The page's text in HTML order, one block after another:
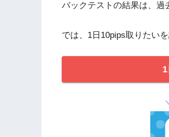
バックテストの結果は、過
では、1日10pips取りたい